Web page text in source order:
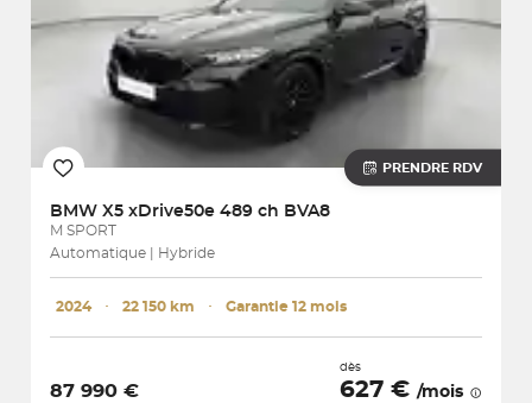
PRENDRE RDV
BMW X5 xDrive50e 489 ch BVA8
M SPORT
Automatique | Hybride
2024 ･ 22 150 km ･ Garantie 12 mois
87 990 €
dès
627 € /mois